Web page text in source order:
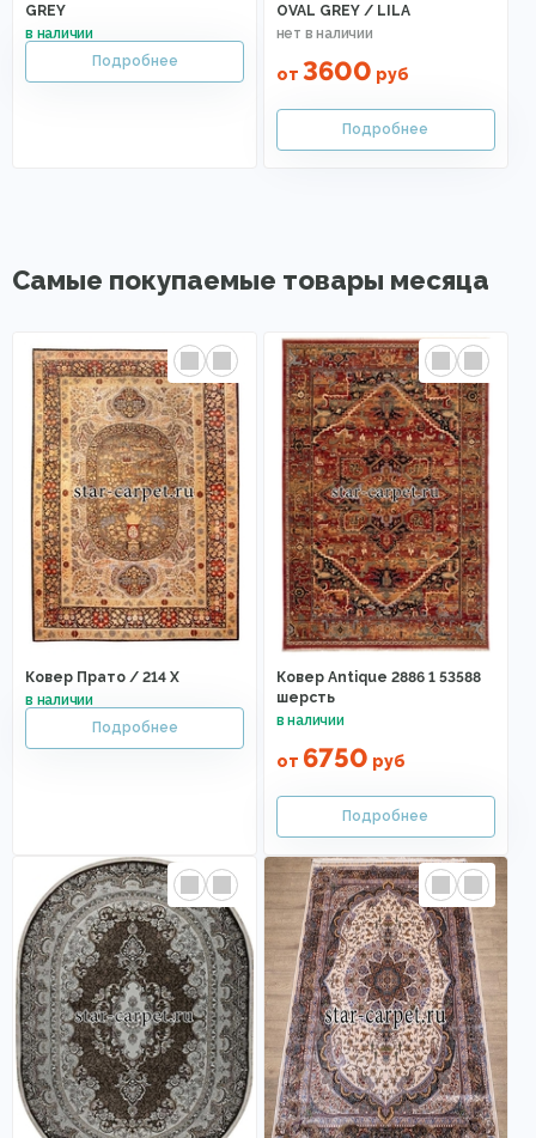
GREY
OVAL GREY / LILA
от 3600 руб
Самые покупаемые товары месяца
Ковер Прато / 214 X
Ковер Antique 2886 1 53588
шерсть
от 6750 руб